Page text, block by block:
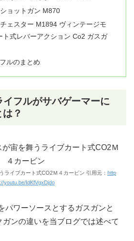
ョットガン M870
ェスター M1894 ヴィンテージモ
ト式レバーアクション Co2 ガスガ
ルのまとめ
フルがサバゲーマーに
？
ライブカート式CO2Ｍ４カービン 引用元： http
youtu.be/IdKfVgxDjdo
パワーソースとするガスガンと
ンの違いを当ブログでは述べて